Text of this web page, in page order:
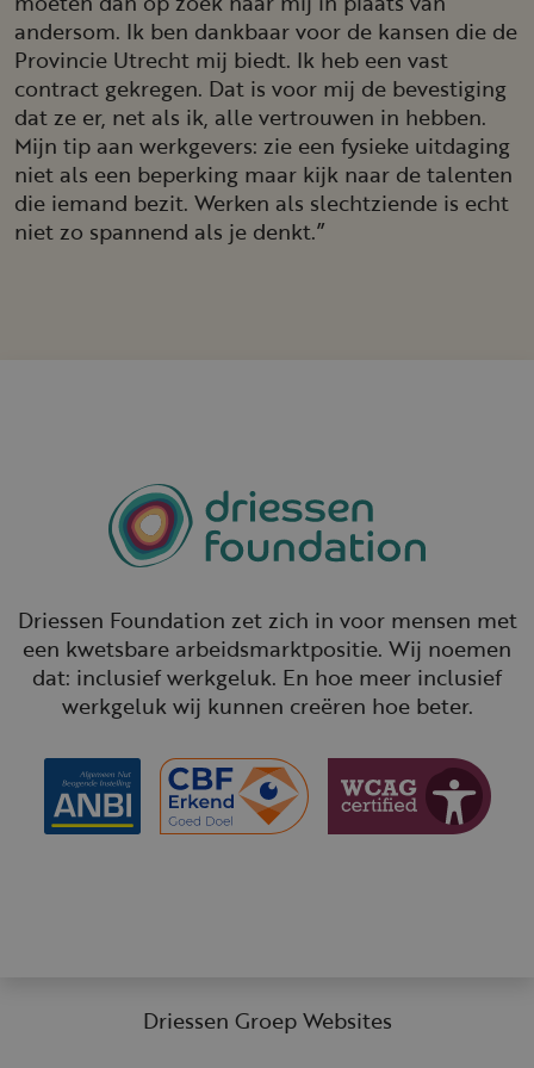
andersom. Ik ben dankbaar voor de kansen die de
Provincie Utrecht mij biedt. Ik heb een vast
contract gekregen. Dat is voor mij de bevestiging
dat ze er, net als ik, alle vertrouwen in hebben.
Mijn tip aan werkgevers: zie een fysieke uitdaging
niet als een beperking maar kijk naar de talenten
die iemand bezit. Werken als slechtziende is echt
niet zo spannend als je denkt.”
Driessen Foundation zet zich in voor mensen met
een kwetsbare arbeidsmarktpositie. Wij noemen
dat: inclusief werkgeluk. En hoe meer inclusief
werkgeluk wij kunnen creëren hoe beter.
Driessen Groep Websites